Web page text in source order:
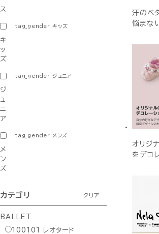
ス
tag_gender:キッズ
キ
ッ
ズ
tag_gender:ジュニア
ジ
ュ
ニ
ア
tag_gender:メンズ
メ
ン
ズ
カテゴリ クリア
BALLET
100101
レオタード
汗のベ
悩まな
オリジ
をデコ